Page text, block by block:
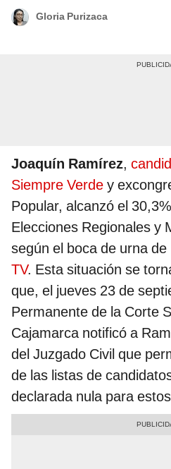
Gloria Purizaca
Joaquín Ramírez,
Siempre Verde y
Popular, alcanzó el
Elecciones Regionales y
según el boca de urna de
TV. Esta situación se
que, el jueves 23 de
Permanente de la Corte
Cajamarca notificó a
del Juzgado Civil que
de las listas de
declarada nula para